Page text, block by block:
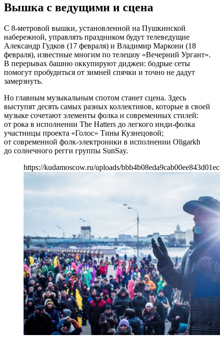
Вышка с ведущими и сцена
С 8-метровой вышки, установленной на Пушкинской
набережной, управлять праздником будут телеведущие
Александр Гудков (17 февраля) и Владимир Маркони (18
февраля), известные многим по телешоу «Вечерний Ургант».
В перерывах башню оккупируют диджеи: бодрые сеты
помогут пробудиться от зимней спячки и точно не дадут
замерзнуть.
Но главным музыкальным спотом станет сцена. Здесь
выступят десять самых разных коллективов, которые в своей
музыке сочетают элементы фолка и современных стилей:
от рока в исполнении The Hatters до легкого инди-фолка
участницы проекта «Голос» Тины Кузнецовой;
от современной фолк-электроники в исполнении Oligarkh
до солнечного регги группы SunSay.
https://kudamoscow.ru/uploads/